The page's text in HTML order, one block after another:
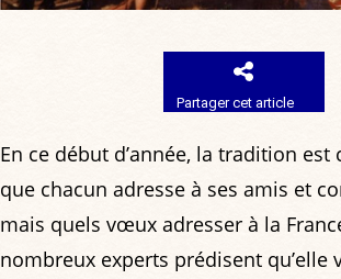
Partager cet article
En ce début d’année, la tradition
que chacun adresse à ses amis et
mais quels vœux adresser à la
nombreux experts prédisent qu’elle